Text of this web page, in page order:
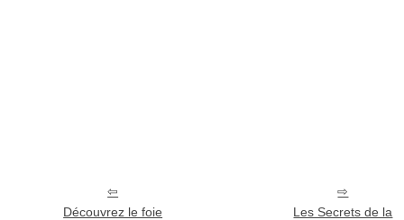
Découvrez le foie
Les Secrets de la